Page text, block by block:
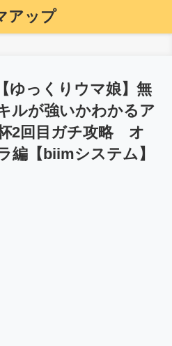
アップ
ゆっくりウマ娘】無
ルが強いかわかるア
2回目ガチ攻略 オ
編【biimシステム】